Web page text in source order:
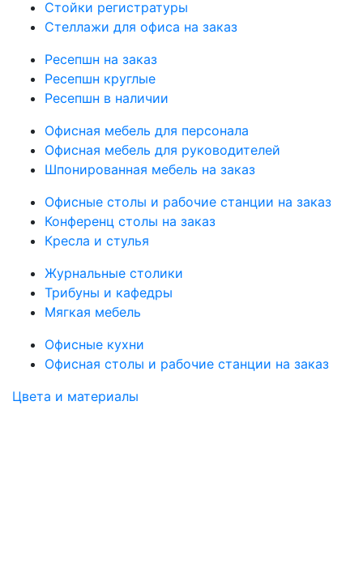
Стойки регистратуры
Стеллажи для офиса на заказ
Ресепшн на заказ
Ресепшн круглые
Ресепшн в наличии
Офисная мебель для персонала
Офисная мебель для руководителей
Шпонированная мебель на заказ
Офисные столы и рабочие станции на заказ
Конференц столы на заказ
Кресла и стулья
Журнальные столики
Трибуны и кафедры
Мягкая мебель
Офисные кухни
Офисная столы и рабочие станции на заказ
Цвета и материалы